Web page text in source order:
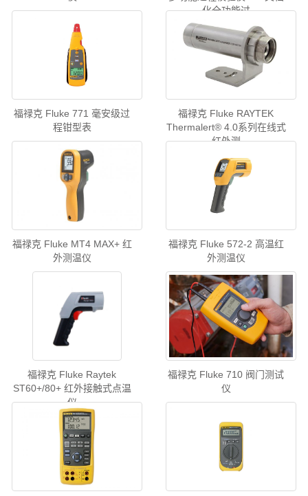
化全功能过
福禄克 Fluke 771 毫安级过
程钳型表
福禄克 Fluke RAYTEK
Thermalert® 4.0系列在线式
红外测
福禄克 Fluke MT4 MAX+ 红
外测温仪
福禄克 Fluke 572-2 高温红
外测温仪
福禄克 Fluke Raytek
ST60+/80+ 红外接触式点温
仪
福禄克 Fluke 710 阀门测试
仪